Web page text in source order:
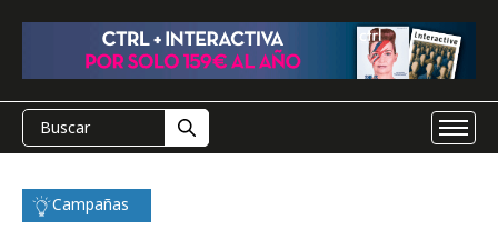
Campañas